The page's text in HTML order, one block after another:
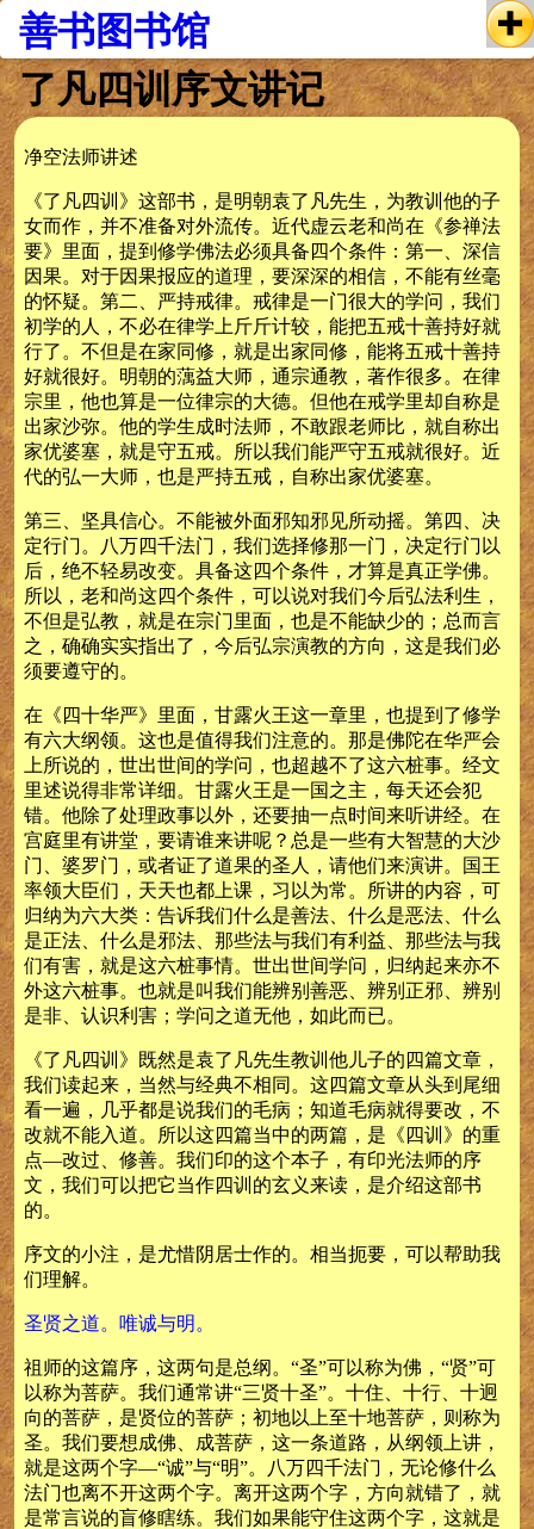
善书图书馆
了凡四训序文讲记
净空法师讲述
《了凡四训》这部书，是明朝袁了凡先生，为教训他的子
女而作，并不准备对外流传。近代虚云老和尚在《参禅法
要》里面，提到修学佛法必须具备四个条件：第一、深信
因果。对于因果报应的道理，要深深的相信，不能有丝毫
的怀疑。第二、严持戒律。戒律是一门很大的学问，我们
初学的人，不必在律学上斤斤计较，能把五戒十善持好就
行了。不但是在家同修，就是出家同修，能将五戒十善持
好就很好。明朝的蕅益大师，通宗通教，著作很多。在律
宗里，他也算是一位律宗的大德。但他在戒学里却自称是
出家沙弥。他的学生成时法师，不敢跟老师比，就自称出
家优婆塞，就是守五戒。所以我们能严守五戒就很好。近
代的弘一大师，也是严持五戒，自称出家优婆塞。
第三、坚具信心。不能被外面邪知邪见所动摇。第四、决
定行门。八万四千法门，我们选择修那一门，决定行门以
后，绝不轻易改变。具备这四个条件，才算是真正学佛。
所以，老和尚这四个条件，可以说对我们今后弘法利生，
不但是弘教，就是在宗门里面，也是不能缺少的；总而言
之，确确实实指出了，今后弘宗演教的方向，这是我们必
须要遵守的。
在《四十华严》里面，甘露火王这一章里，也提到了修学
有六大纲领。这也是值得我们注意的。那是佛陀在华严会
上所说的，世出世间的学问，也超越不了这六桩事。经文
里述说得非常详细。甘露火王是一国之主，每天还会犯
错。他除了处理政事以外，还要抽一点时间来听讲经。在
宫庭里有讲堂，要请谁来讲呢？总是一些有大智慧的大沙
门、婆罗门，或者证了道果的圣人，请他们来演讲。国王
率领大臣们，天天也都上课，习以为常。所讲的内容，可
归纳为六大类：告诉我们什么是善法、什么是恶法、什么
是正法、什么是邪法、那些法与我们有利益、那些法与我
们有害，就是这六桩事情。世出世间学问，归纳起来亦不
外这六桩事。也就是叫我们能辨别善恶、辨别正邪、辨别
是非、认识利害；学问之道无他，如此而已。
《了凡四训》既然是袁了凡先生教训他儿子的四篇文章，
我们读起来，当然与经典不相同。这四篇文章从头到尾细
看一遍，几乎都是说我们的毛病；知道毛病就得要改，不
改就不能入道。所以这四篇当中的两篇，是《四训》的重
点—改过、修善。我们印的这个本子，有印光法师的序
文，我们可以把它当作四训的玄义来读，是介绍这部书
的。
序文的小注，是尤惜阴居士作的。相当扼要，可以帮助我
们理解。
圣贤之道。唯诚与明。
祖师的这篇序，这两句是总纲。“圣”可以称为佛，“贤”可
以称为菩萨。我们通常讲“三贤十圣”。十住、十行、十迥
向的菩萨，是贤位的菩萨；初地以上至十地菩萨，则称为
圣。我们要想成佛、成菩萨，这一条道路，从纲领上讲，
就是这两个字—“诚”与“明”。八万四千法门，无论修什么
法门也离不开这两个字。离开这两个字，方向就错了，就
是常言说的盲修瞎练。我们如果能守住这两个字，这就是